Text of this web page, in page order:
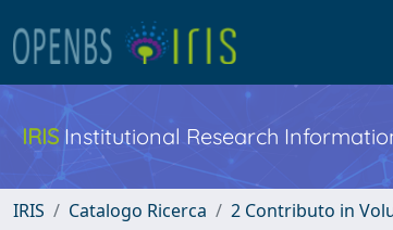
IRIS Institutional Research
IRIS Catalogo Ricerca 2 Contributo in